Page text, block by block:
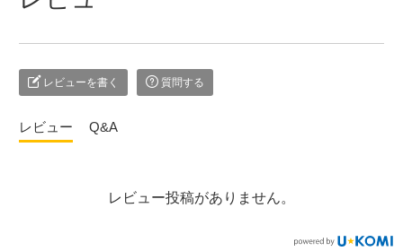
レビューを書く 質問する
レビュー Q&A
レビュー投稿がありません。